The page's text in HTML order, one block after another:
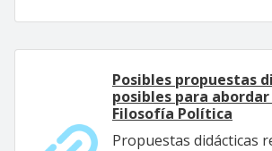
Posibles propuestas
posibles para
Filosofía Política
Propuestas didácticas